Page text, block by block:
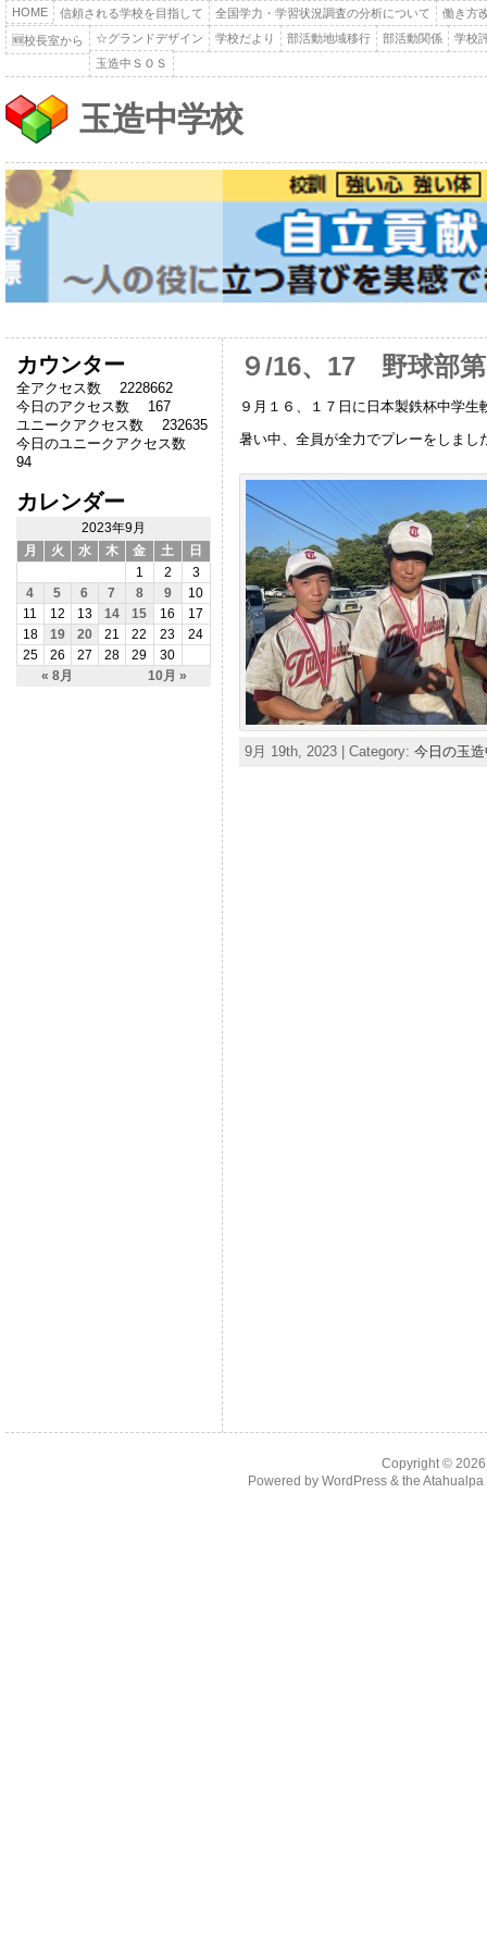
HOME 信頼される学校を目指して 全国学力・学習状況調査の分析について 働き方
🆕校長室から ☆グランドデザイン 学校だより 部活動地域移行 部活動関係
学校
玉造中ＳＯＳ
玉造中学校
カウンター
全アクセス数 2228662
今日のアクセス数 167
ユニークアクセス数 232635
今日のユニークアクセス数
94
カレンダー
2023年9月
月
火 水 木 金 土 日
« 8月 10月 »
1 2
3
4
5 6 7 8 9
10
11
12 13 14 15 16
17
18
19 20 21 22 23
24
25
26 27 28 29 30
９/16、17 野球部
９月１６、１７日に日本製鉄杯中学
暑い中、全員が全力でプレーをしま
9月 19th, 2023 | Category: 今日の玉
Copyright ©
Powered by WordPress& the Atahualpa